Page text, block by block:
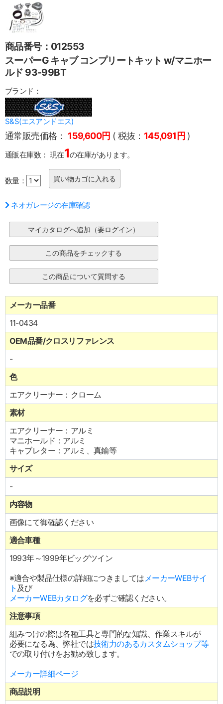
商品番号：012553
スーパーG キャブ コンプリートキット w/マニホー
ルド 93-99BT
ブランド：
S&S(エスアンドエス)
通常販売価格： 159,600円 ( 税抜： 145,091円 )
通販在庫数： 現在1の在庫があります。
数量：
ネオガレージの在庫確認
メーカー品番
11-0434
OEM品番/クロスリファレンス
-
色
エアクリーナー：クローム
素材
エアクリーナー：アルミ
マニホールド：アルミ
キャブレター：アルミ、真鍮等
サイズ
-
内容物
画像にて御確認ください
適合車種
1993年～1999年ビッグツイン
※適合や製品仕様の詳細につきましてはメーカーWEBサイ
ト 及び
メーカーWEBカタログを必ずご確認ください。
注意事項
組みつけの際は各種工具と専門的な知識、作業スキルが
必要になる為、弊社では技術力のあるカスタムショップ等
での取り付けをお勧め致します。
メーカー詳細ページ
商品説明